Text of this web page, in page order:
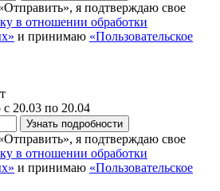
я подтверждаю свое
в отношении обработки
и принимаю «Пользовательское
с 20.03 по 20.04
Узнать подробности
я подтверждаю свое
в отношении обработки
и принимаю «Пользовательское